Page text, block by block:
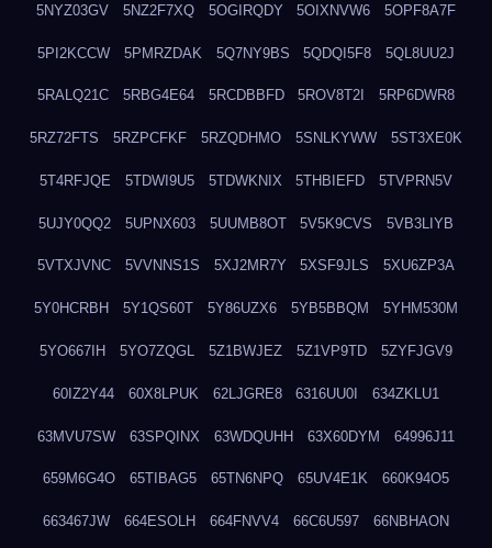
5NYZ03GV 5NZ2F7XQ 5OGIRQDY 5OIXNVW6 5OPF8A7F
5PI2KCCW 5PMRZDAK 5Q7NY9BS 5QDQI5F8 5QL8UU2J
5RALQ21C 5RBG4E64 5RCDBBFD 5ROV8T2I 5RP6DWR8
5RZ72FTS 5RZPCFKF 5RZQDHMO 5SNLKYWW 5ST3XE0K
5T4RFJQE 5TDWI9U5 5TDWKNIX 5THBIEFD 5TVPRN5V
5UJY0QQ2 5UPNX603 5UUMB8OT 5V5K9CVS 5VB3LIYB
5VTXJVNC 5VVNNS1S 5XJ2MR7Y 5XSF9JLS 5XU6ZP3A
5Y0HCRBH 5Y1QS60T 5Y86UZX6 5YB5BBQM 5YHM530M
5YO667IH 5YO7ZQGL 5Z1BWJEZ 5Z1VP9TD 5ZYFJGV9
60IZ2Y44 60X8LPUK 62LJGRE8 6316UU0I 634ZKLU1
63MVU7SW 63SPQINX 63WDQUHH 63X60DYM 64996J11
659M6G4O 65TIBAG5 65TN6NPQ 65UV4E1K 660K94O5
663467JW 664ESOLH 664FNVV4 66C6U597 66NBHAON